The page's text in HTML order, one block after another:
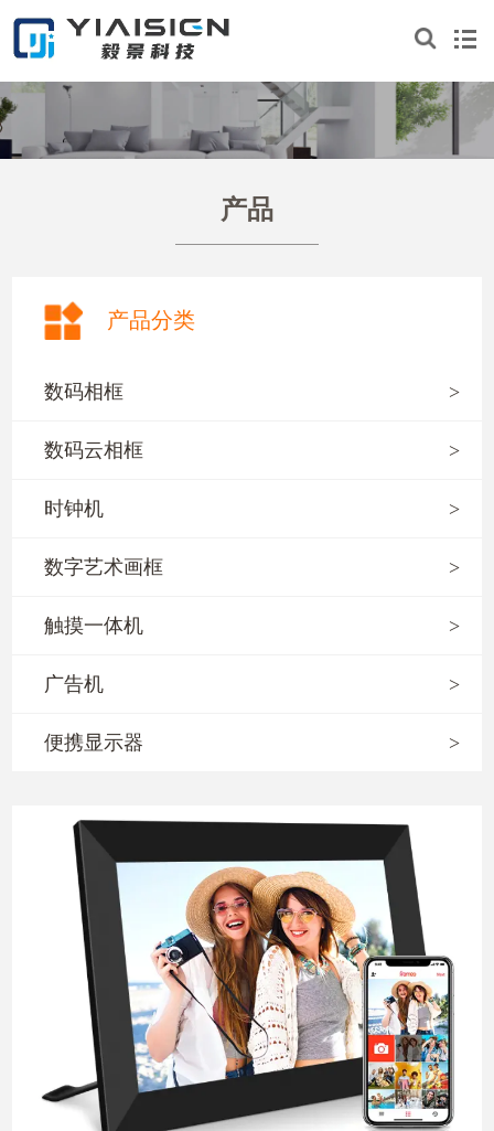
产品
产品分类
数码相框 >
数码云相框 >
时钟机 >
数字艺术画框 >
触摸一体机 >
广告机 >
便携显示器 >